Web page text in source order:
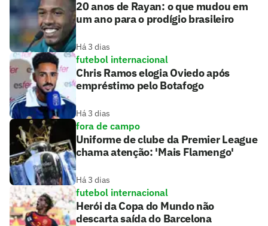
20 anos de Rayan: o que mudou em
um ano para o prodígio brasileiro
Há 3 dias
futebol internacional
Chris Ramos elogia Oviedo após
empréstimo pelo Botafogo
Há 3 dias
fora de campo
Uniforme de clube da Premier League
chama atenção: 'Mais Flamengo'
Há 3 dias
futebol internacional
Herói da Copa do Mundo não
descarta saída do Barcelona